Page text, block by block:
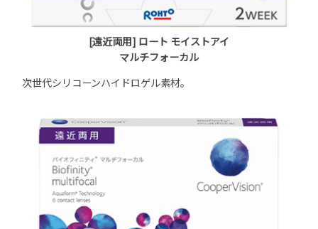
[遠近両用] ロート モイストアイ
マルチフォーカル
次世代シリコーンハイドロゲル素材。